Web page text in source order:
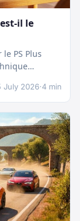
il le
PS Plus
July 2026·4 min